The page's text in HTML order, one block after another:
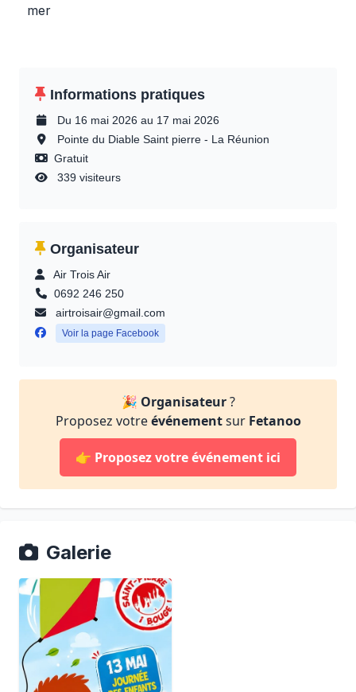
mer
Informations pratiques
Du 16 mai 2026 au 17 mai 2026
Pointe du Diable Saint pierre - La Réunion
Gratuit
339 visiteurs
Organisateur
Air Trois Air
0692 246 250
airtroisair@gmail.com
Voir la page Facebook
🎉 Organisateur?
Proposez votreévénementsur Fetanoo
👉 Proposez votre événement ici
Galerie